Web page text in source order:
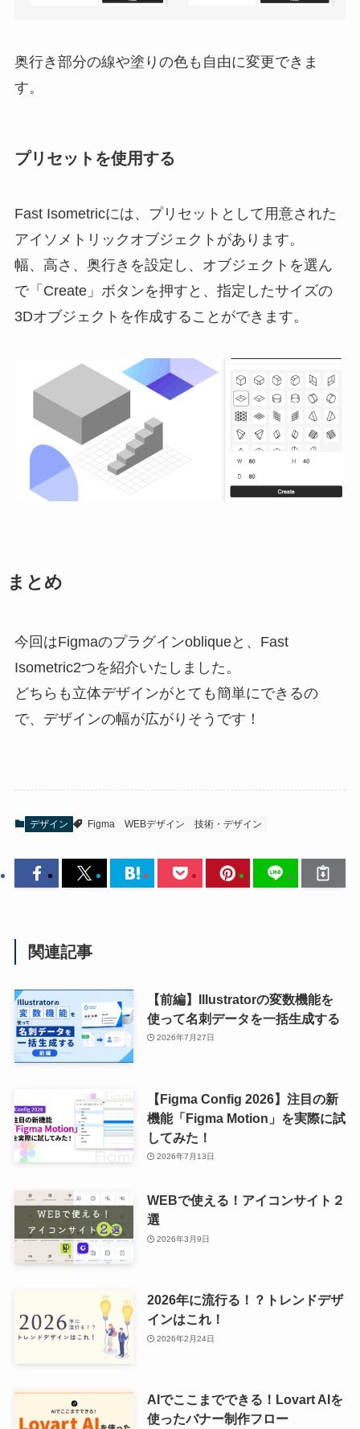
奥行き部分の線や塗りの色も自由に変更できま
す。
プリセットを使用する
Fast Isometricには、プリセットとして用意された
アイソメトリックオブジェクトがあります。
幅、高さ、奥行きを設定し、オブジェクトを選ん
で「Create」ボタンを押すと、指定したサイズの
3Dオブジェクトを作成することができます。
まとめ
今回はFigmaのプラグインobliqueと、Fast
Isometric2つを紹介いたしました。
どちらも立体デザインがとても簡単にできるの
で、デザインの幅が広がりそうです！
デザイン Figma WEBデザイン 技術・デザイン
関連記事
【前編】Illustratorの変数機能を
使って名刺データを一括生成する
2026年7月27日
【Figma Config 2026】注目の新
機能「Figma Motion」を実際に試
してみた！
2026年7月13日
WEBで使える！アイコンサイト２
選
2026年3月9日
2026年に流行る！？トレンドデザ
インはこれ！
2026年2月24日
AIでここまでできる！Lovart AIを
使ったバナー制作フロー